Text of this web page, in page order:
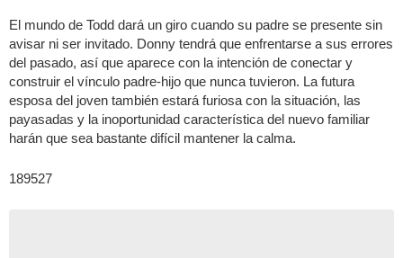
El mundo de Todd dará un giro cuando su padre se presente sin
avisar ni ser invitado. Donny tendrá que enfrentarse a sus errores
del pasado, así que aparece con la intención de conectar y
construir el vínculo padre-hijo que nunca tuvieron. La futura
esposa del joven también estará furiosa con la situación, las
payasadas y la inoportunidad característica del nuevo familiar
harán que sea bastante difícil mantener la calma.
189527